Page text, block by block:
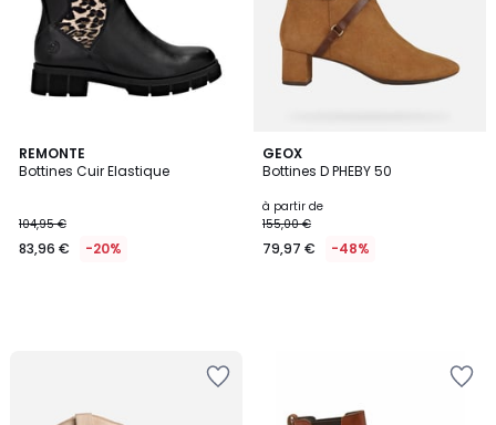
REMONTE
Bottines Cuir Elastique
104,95 €
83,96 € -20%
GEOX
Bottines D PHEBY 50
à partir de
155,00 €
79,97 € -48%